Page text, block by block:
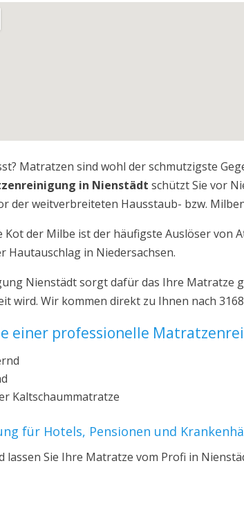
Matratzen sind wohl der schmutzigste
in Nienstädt schützt Sie vor
der weitverbreiteten Hausstaub- bzw.
Kot der Milbe ist der häufigste Auslöser von
Hautauschlag in Niedersachsen.
Nienstädt sorgt dafür das Ihre Matratze
wird. Wir kommen direkt zu Ihnen nach
einer professionelle
Kaltschaummatratze
für Hotels, Pensionen und
lassen Sie Ihre Matratze vom Profi in